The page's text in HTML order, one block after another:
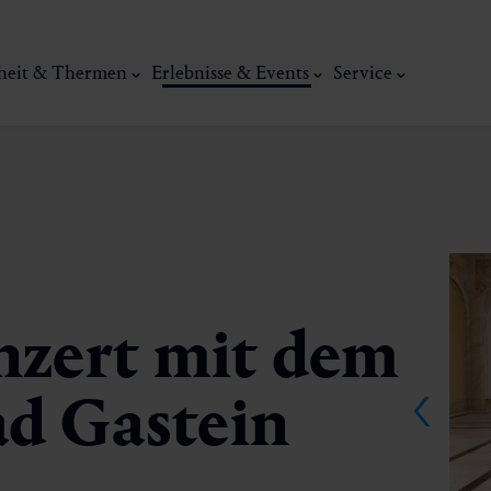
& Thermen Erlebnisse & Events Service
Wellness & Entspannung
Kunst,
mit dem
Gastein